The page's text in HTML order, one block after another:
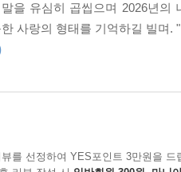
말을 유심히 곱씹으며 2026년
사랑의 형태를 기억하길 빌며. "
를 선정하여 YES포인트 3만원을 드